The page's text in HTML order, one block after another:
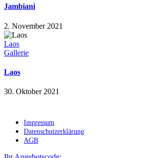
Jambiani
2. November 2021
Laos
Gallerie
Laos
30. Oktober 2021
Impressum
Datenschutzerklärung
AGB